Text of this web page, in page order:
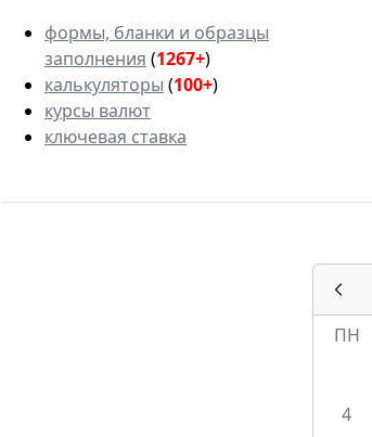
формы, бланки и образцы
заполнения (1267+)
калькуляторы (100+)
курсы валют
ключевая ставка
ПН
4